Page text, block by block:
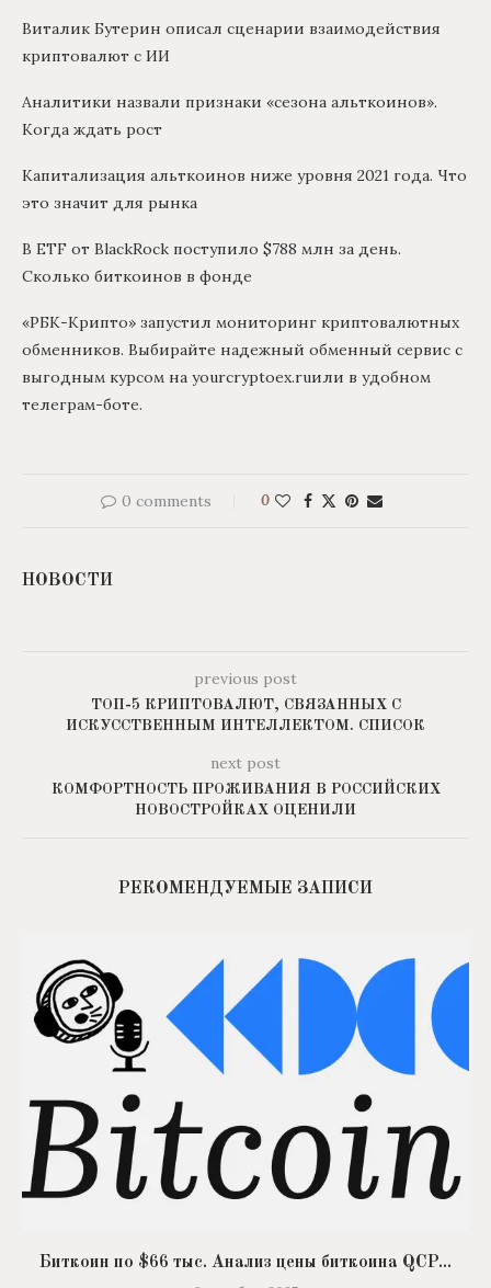
Виталик Бутерин описал сценарии взаимодействия
криптовалют с ИИ
Аналитики назвали признаки «сезона альткоинов».
Когда ждать рост
Капитализация альткоинов ниже уровня 2021 года. Что
это значит для рынка
В ETF от BlackRock поступило $788 млн за день.
Сколько биткоинов в фонде
«РБК-Крипто» запустил мониторинг криптовалютных
обменников. Выбирайте надежный обменный сервис с
выгодным курсом на yourcryptoex.ruили в удобном
телеграм-боте.
0 comments 0
НОВОСТИ
previous post
ТОП-5 КРИПТОВАЛЮТ, СВЯЗАННЫХ С
ИСКУССТВЕННЫМ ИНТЕЛЛЕКТОМ. СПИСОК
next post
КОМФОРТНОСТЬ ПРОЖИВАНИЯ В РОССИЙСКИХ
НОВОСТРОЙКАХ ОЦЕНИЛИ
РЕКОМЕНДУЕМЫЕ ЗАПИСИ
Биткоин по $66 тыс. Анализ цены биткоина QCP...